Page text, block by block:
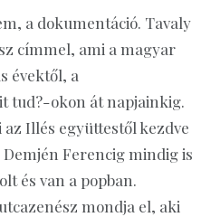
a dokumentáció. Tavaly
címmel, ami a magyar
évektől, a
tud?-okon át napjainkig.
Illés együttestől kezdve
Demjén Ferencig mindig is
és van a popban.
mondja el, aki